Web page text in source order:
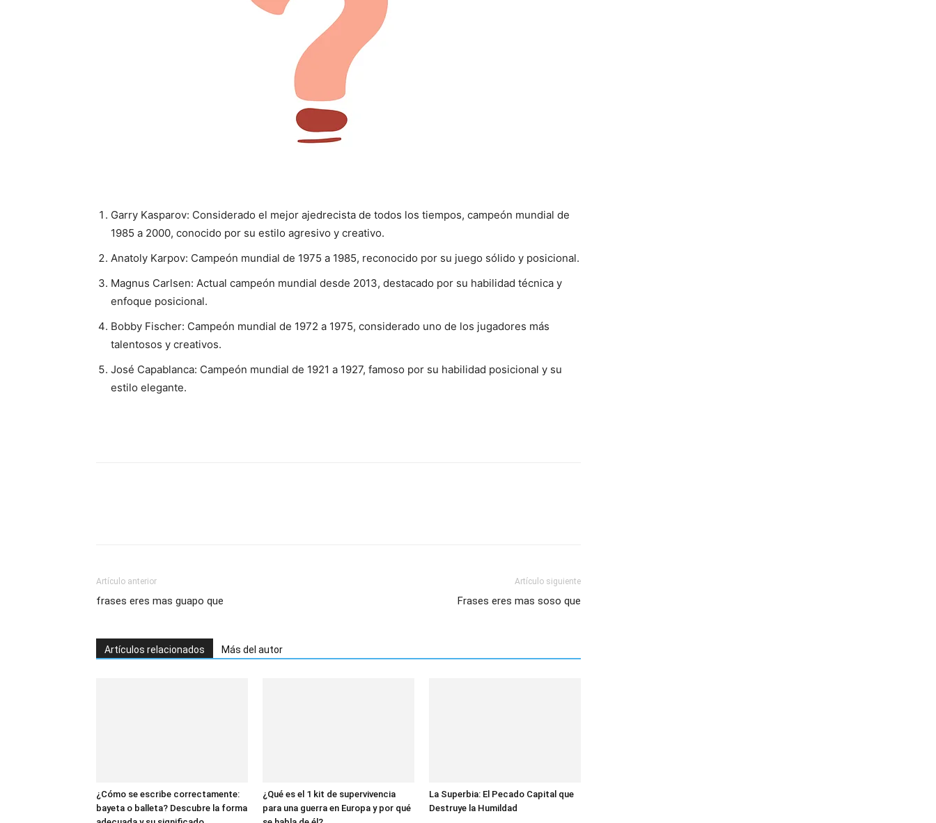
Garry Kasparov: Considerado el mejor ajedrecista de todos los tiempos, campeón mundial de
1985 a 2000, conocido por su estilo agresivo y creativo.
Anatoly Karpov: Campeón mundial de 1975 a 1985, reconocido por su juego sólido y posicional.
Magnus Carlsen: Actual campeón mundial desde 2013, destacado por su habilidad técnica y
enfoque posicional.
Bobby Fischer: Campeón mundial de 1972 a 1975, considerado uno de los jugadores más
talentosos y creativos.
José Capablanca: Campeón mundial de 1921 a 1927, famoso por su habilidad posicional y su
estilo elegante.
Artículo anterior
frases eres mas guapo que
Artículo siguiente
Frases eres mas soso que
Artículos relacionados Más del autor
¿Cómo se escribe correctamente:
bayeta o balleta? Descubre la forma
¿Qué es el 1 kit de supervivencia
para una guerra en Europa y por qué
La Superbia: El Pecado Capital que
Destruye la Humildad